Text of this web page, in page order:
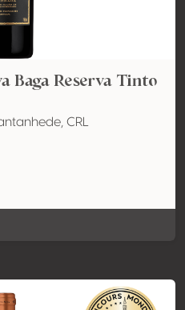
Baga Reserva Tinto
CRL